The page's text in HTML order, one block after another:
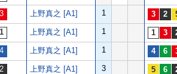
上野真之 [A1] 1
上野真之 [A1] 1
上野真之 [A1] 1
上野真之 [A1] 3